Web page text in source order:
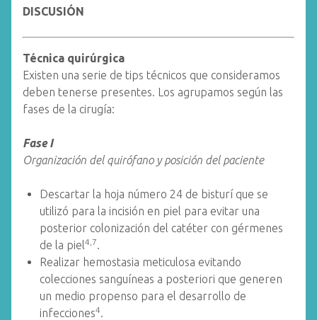
DISCUSIÓN
Técnica quirúrgica
Existen una serie de tips técnicos que consideramos
deben tenerse presentes. Los agrupamos según las
fases de la cirugía:
Fase I
Organización del quirófano y posición del paciente
Descartar la hoja número 24 de bisturí que se
utilizó para la incisión en piel para evitar una
posterior colonización del catéter con gérmenes
de la piel4,7.
Realizar hemostasia meticulosa evitando
colecciones sanguíneas a posteriori que generen
un medio propenso para el desarrollo de
infecciones4.